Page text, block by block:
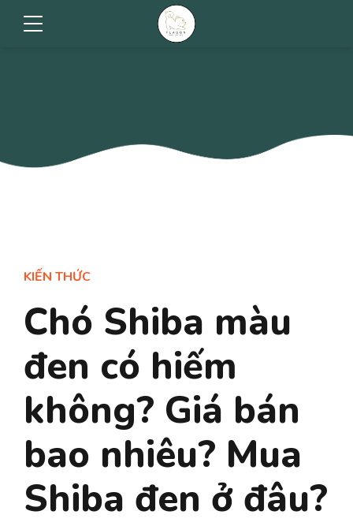
KIẾN THỨC
Chó Shiba màu
đen có hiếm
không? Giá bán
bao nhiêu? Mua
Shiba đen ở đâu?